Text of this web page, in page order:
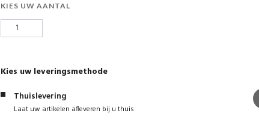
KIES UW AANTAL
Kies uw leveringsmethode
Thuislevering
Laat uw artikelen afleveren bij u thuis